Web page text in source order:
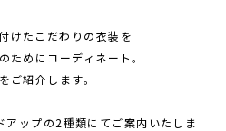
けたこだわりの衣装を
ためにコーディネート。
ご紹介します。
アップの2種類にてご案内いたしま